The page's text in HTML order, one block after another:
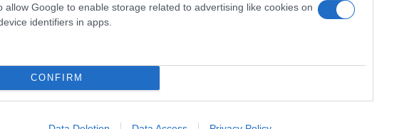
allow Google to enable storage related to advertising like cookies on
identifiers in apps.
CONFIRM